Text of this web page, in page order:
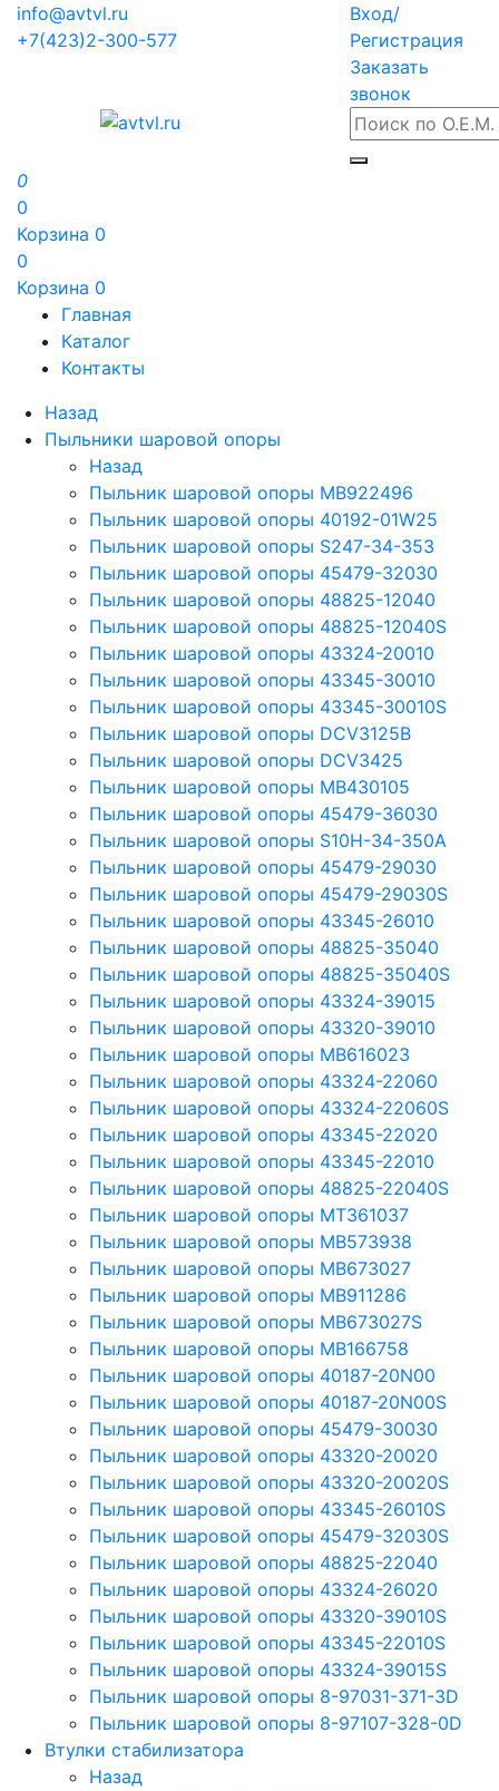
info@avtvl.ru
+7(423)2-300-577
Вход/
Регистрация
Заказать
звонок
0
0
Корзина 0
0
Корзина 0
Главная
Каталог
Контакты
Назад
Пыльники шаровой опоры
Назад
Пыльник шаровой опоры MB922496
Пыльник шаровой опоры 40192-01W25
Пыльник шаровой опоры S247-34-353
Пыльник шаровой опоры 45479-32030
Пыльник шаровой опоры 48825-12040
Пыльник шаровой опоры 48825-12040S
Пыльник шаровой опоры 43324-20010
Пыльник шаровой опоры 43345-30010
Пыльник шаровой опоры 43345-30010S
Пыльник шаровой опоры DCV3125B
Пыльник шаровой опоры DCV3425
Пыльник шаровой опоры MB430105
Пыльник шаровой опоры 45479-36030
Пыльник шаровой опоры S10H-34-350A
Пыльник шаровой опоры 45479-29030
Пыльник шаровой опоры 45479-29030S
Пыльник шаровой опоры 43345-26010
Пыльник шаровой опоры 48825-35040
Пыльник шаровой опоры 48825-35040S
Пыльник шаровой опоры 43324-39015
Пыльник шаровой опоры 43320-39010
Пыльник шаровой опоры MB616023
Пыльник шаровой опоры 43324-22060
Пыльник шаровой опоры 43324-22060S
Пыльник шаровой опоры 43345-22020
Пыльник шаровой опоры 43345-22010
Пыльник шаровой опоры 48825-22040S
Пыльник шаровой опоры MT361037
Пыльник шаровой опоры MB573938
Пыльник шаровой опоры MB673027
Пыльник шаровой опоры MB911286
Пыльник шаровой опоры MB673027S
Пыльник шаровой опоры MB166758
Пыльник шаровой опоры 40187-20N00
Пыльник шаровой опоры 40187-20N00S
Пыльник шаровой опоры 45479-30030
Пыльник шаровой опоры 43320-20020
Пыльник шаровой опоры 43320-20020S
Пыльник шаровой опоры 43345-26010S
Пыльник шаровой опоры 45479-32030S
Пыльник шаровой опоры 48825-22040
Пыльник шаровой опоры 43324-26020
Пыльник шаровой опоры 43320-39010S
Пыльник шаровой опоры 43345-22010S
Пыльник шаровой опоры 43324-39015S
Пыльник шаровой опоры 8-97031-371-3D
Пыльник шаровой опоры 8-97107-328-0D
Втулки стабилизатора
Назад